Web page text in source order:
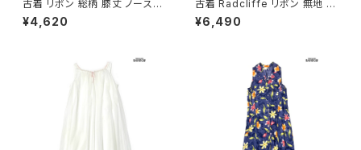
古着 リボン 総柄 膝丈 ノースリ
ーブ ワンピース 黒 (oa26070
13)
¥4,620
古着 Radcliffe リボン 無地 シ
フォン ナイロン ロング丈 ノース
リーブ ワンピース ピンク (otu2
¥6,490